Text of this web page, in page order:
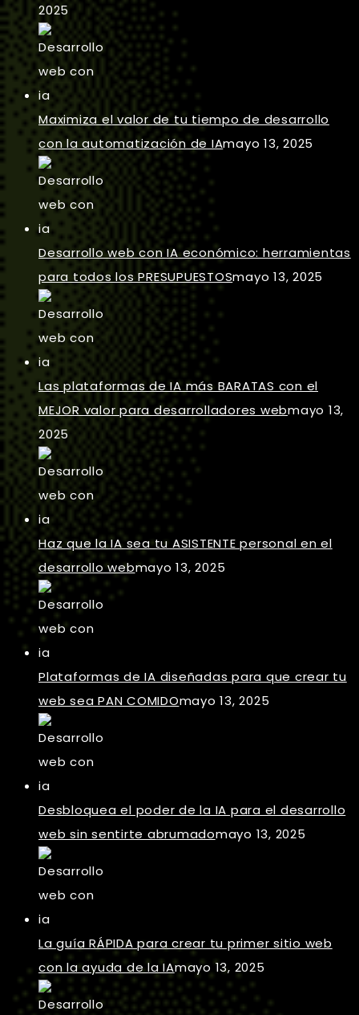
2025
Maximiza el valor de tu tiempo de desarrollo
con la automatización de IAmayo 13, 2025
Desarrollo web con IA económico: herramientas
para todos los PRESUPUESTOSmayo 13, 2025
Las plataformas de IA más BARATAS con el
MEJOR valor para desarrolladores webmayo 13,
2025
Haz que la IA sea tu ASISTENTE personal en el
desarrollo webmayo 13, 2025
Plataformas de IA diseñadas para que crear tu
web sea PAN COMIDOmayo 13, 2025
Desbloquea el poder de la IA para el desarrollo
web sin sentirte abrumadomayo 13, 2025
La guía RÁPIDA para crear tu primer sitio web
con la ayuda de la IAmayo 13, 2025